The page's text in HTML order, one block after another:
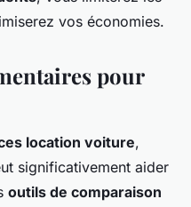
vos économies.
pour
location voiture,
significativement aider
outils de comparaison